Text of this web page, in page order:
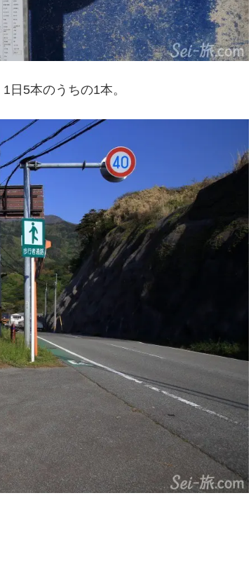
日5本のうちの1本。